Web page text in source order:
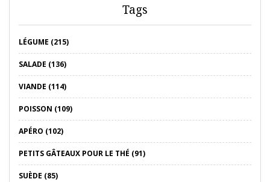
Tags
LÉGUME (215)
SALADE (136)
VIANDE (114)
POISSON (109)
APÉRO (102)
PETITS GÂTEAUX POUR LE THÉ (91)
SUÈDE (85)